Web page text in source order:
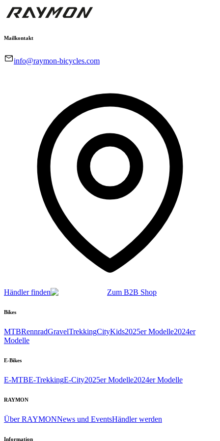
Mailkontakt
info@raymon-bicycles.com
Händler finden Zum B2B Shop
Bikes
MTBRennradGravelTrekkingCityKids2025er Modelle2024er
Modelle
E-Bikes
E-MTBE-TrekkingE-City2025er Modelle2024er Modelle
RAYMON
Über RAYMONNews und EventsHändler werden
Information